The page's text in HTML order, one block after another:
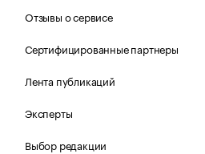
Отзывы о сервисе
Сертифицированные партнеры
Лента публикаций
Эксперты
Выбор редакции